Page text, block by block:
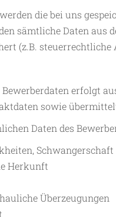
die bei uns
sämtliche Daten
(z.B.
erfolgt
sowie
Daten des
Schwangerschaft
Herkunft
Überzeugungen